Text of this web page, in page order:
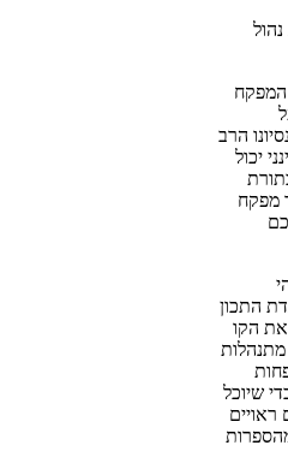
המפקח
הרב
יכול
מפקח
התכון
את הקו
שיוכל